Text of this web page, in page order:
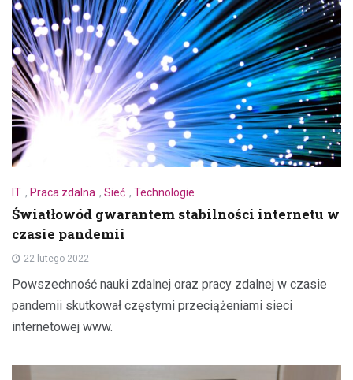
IT , Praca zdalna , Sieć , Technologie
Światłowód gwarantem stabilności internetu w
czasie pandemii
22 lutego 2022
Powszechność nauki zdalnej oraz pracy zdalnej w czasie
pandemii skutkował częstymi przeciążeniami sieci
internetowej www.